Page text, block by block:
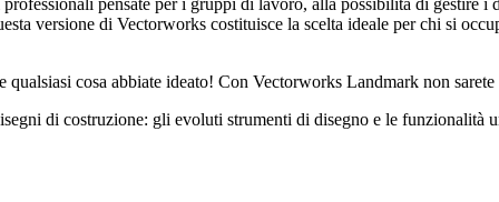
pensate per i gruppi di lavoro, alla possibilità di gestire
versione di Vectorworks costituisce la scelta ideale per chi si
cosa abbiate ideato! Con Vectorworks Landmark non
di costruzione: gli evoluti strumenti di disegno e le